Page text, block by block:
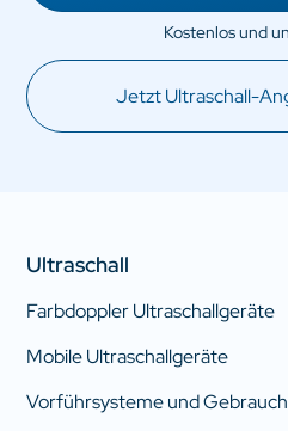
Jetzt Ultraschall-
Ultraschall
Farbdoppler Ultraschallgeräte
Mobile Ultraschallgeräte
Vorführsysteme und